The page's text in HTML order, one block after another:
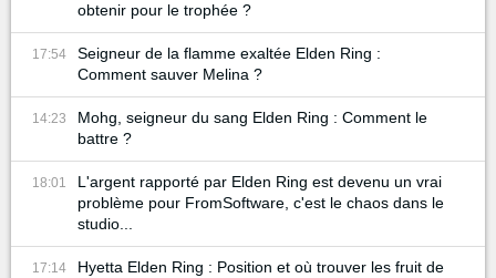
obtenir pour le trophée ?
17:54
Seigneur de la flamme exaltée Elden Ring :
Comment sauver Melina ?
14:23
Mohg, seigneur du sang Elden Ring : Comment le
battre ?
18:01
L'argent rapporté par Elden Ring est devenu un vrai
problème pour FromSoftware, c'est le chaos dans le
studio...
17:14
Hyetta Elden Ring : Position et où trouver les fruit de